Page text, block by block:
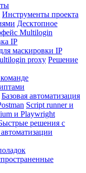
Инструменты проекта
Десктопное
Multilogin
IP
маскировки IP
proxy Решение
Базовая автоматизация
Script runner и
и Playwright
решения с